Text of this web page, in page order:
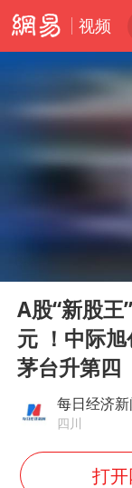
视频
Play
A股“新股
元 ！中际
茅台升第四
每日经济
四川
打